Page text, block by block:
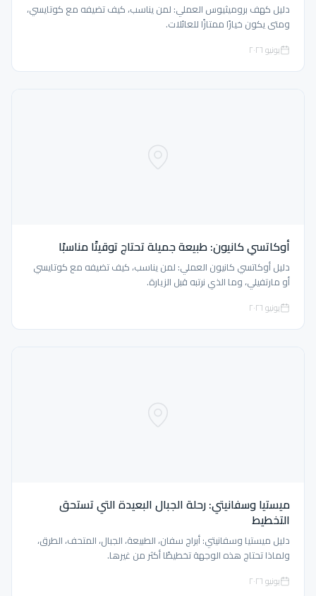
دليل كهف بروميثيوس العملي: لمن يناسب، كيف تضيفه مع كوتايسي،
ومتى يكون خيارًا ممتازًا للعائلات.
يونيو ٢٠٢٦
أوكاتسي كانيون: طبيعة جميلة تحتاج توقيتًا مناسبًا
دليل أوكاتسي كانيون العملي: لمن يناسب، كيف تضيفه مع كوتايسي
أو مارتفيلي، وما الذي نرتبه قبل الزيارة.
يونيو ٢٠٢٦
ميستيا وسفانيتي: رحلة الجبال البعيدة التي تستحق
التخطيط
دليل ميستيا وسفانيتي: أبراج سفان، الطبيعة، الجبال، المتحف، الطرق،
ولماذا تحتاج هذه الوجهة تخطيطًا أكثر من غيرها.
يونيو ٢٠٢٦